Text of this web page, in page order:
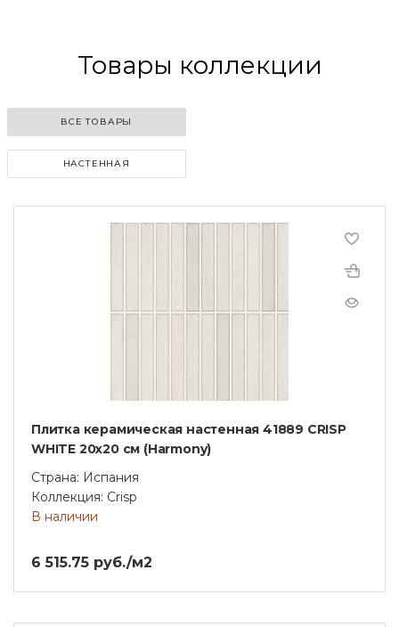
Товары коллекции
ВСЕ ТОВАРЫ
НАСТЕННАЯ
Плитка керамическая настенная 41889 CRISP
WHITE 20х20 см (Harmony)
Страна: Испания
Коллекция: Crisp
В наличии
6 515.75 руб./м2